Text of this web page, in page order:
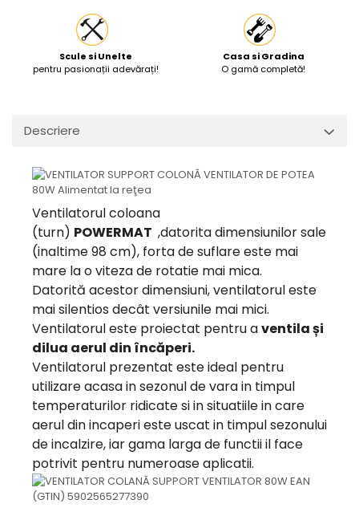
Scule si Unelte
pentru pasionații adevărați!
Casa si Gradina
O gamă completă!
Descriere
Ventilatorul coloana
(turn) POWERMAT ,datorita dimensiunilor sale
(inaltime 98 cm), forta de suflare este mai
mare la o viteza de rotatie mai mica.
Datorită acestor dimensiuni, ventilatorul este
mai silentios decât versiunile mai mici.
Ventilatorul este proiectat pentru aventila și
dilua aerul din încăperi.
Ventilatorul prezentat este ideal pentru
utilizare acasa in sezonul de vara in timpul
temperaturilor ridicate si in situatiile in care
aerul din incaperi este uscat in timpul sezonului
de incalzire, iar gama larga de functii il face
potrivit pentru numeroase aplicatii.